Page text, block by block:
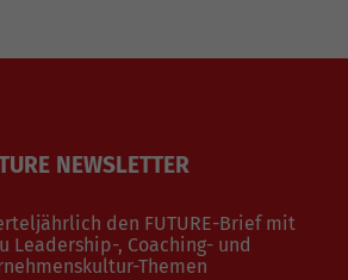
NEWSLETTER
den FUTURE-Brief mit
Leadership-, Coaching- und
Themen